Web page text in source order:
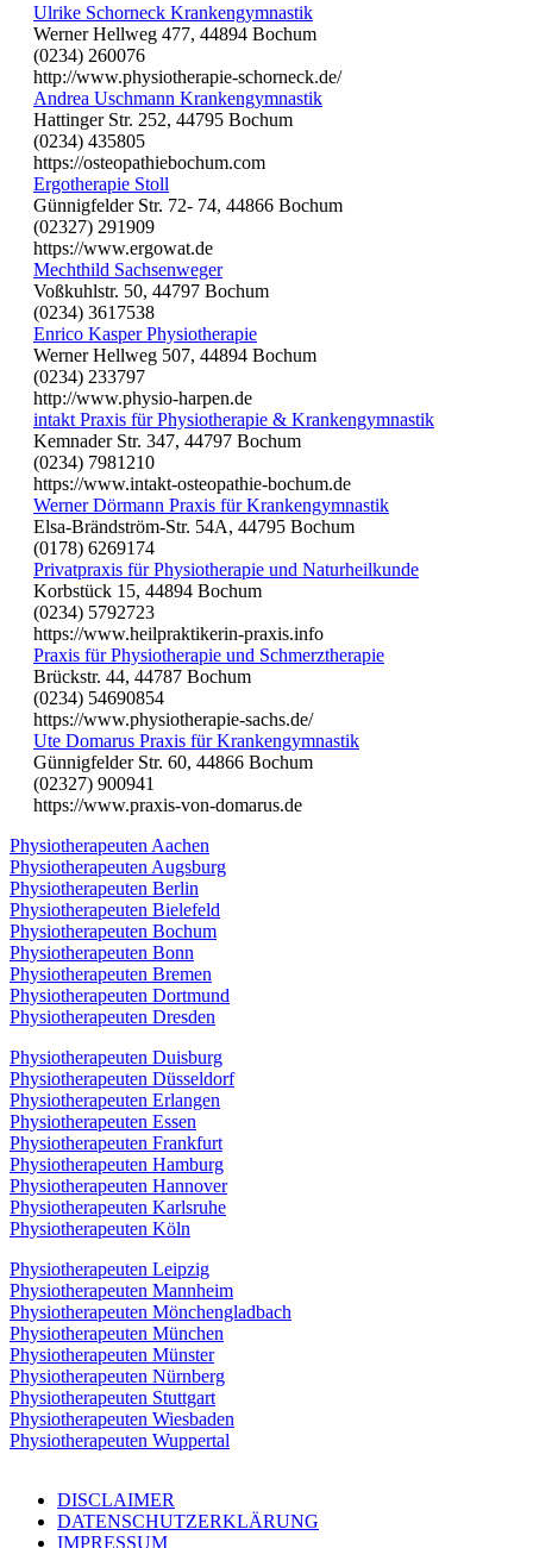
Ulrike Schorneck Krankengymnastik
Werner Hellweg 477, 44894 Bochum
(0234) 260076
http://www.physiotherapie-schorneck.de/
Andrea Uschmann Krankengymnastik
Hattinger Str. 252, 44795 Bochum
(0234) 435805
https://osteopathiebochum.com
Ergotherapie Stoll
Günnigfelder Str. 72- 74, 44866 Bochum
(02327) 291909
https://www.ergowat.de
Mechthild Sachsenweger
Voßkuhlstr. 50, 44797 Bochum
(0234) 3617538
Enrico Kasper Physiotherapie
Werner Hellweg 507, 44894 Bochum
(0234) 233797
http://www.physio-harpen.de
intakt Praxis für Physiotherapie & Krankengymnastik
Kemnader Str. 347, 44797 Bochum
(0234) 7981210
https://www.intakt-osteopathie-bochum.de
Werner Dörmann Praxis für Krankengymnastik
Elsa-Brändström-Str. 54A, 44795 Bochum
(0178) 6269174
Privatpraxis für Physiotherapie und Naturheilkunde
Korbstück 15, 44894 Bochum
(0234) 5792723
https://www.heilpraktikerin-praxis.info
Praxis für Physiotherapie und Schmerztherapie
Brückstr. 44, 44787 Bochum
(0234) 54690854
https://www.physiotherapie-sachs.de/
Ute Domarus Praxis für Krankengymnastik
Günnigfelder Str. 60, 44866 Bochum
(02327) 900941
https://www.praxis-von-domarus.de
Physiotherapeuten Aachen
Physiotherapeuten Augsburg
Physiotherapeuten Berlin
Physiotherapeuten Bielefeld
Physiotherapeuten Bochum
Physiotherapeuten Bonn
Physiotherapeuten Bremen
Physiotherapeuten Dortmund
Physiotherapeuten Dresden
Physiotherapeuten Duisburg
Physiotherapeuten Düsseldorf
Physiotherapeuten Erlangen
Physiotherapeuten Essen
Physiotherapeuten Frankfurt
Physiotherapeuten Hamburg
Physiotherapeuten Hannover
Physiotherapeuten Karlsruhe
Physiotherapeuten Köln
Physiotherapeuten Leipzig
Physiotherapeuten Mannheim
Physiotherapeuten Mönchengladbach
Physiotherapeuten München
Physiotherapeuten Münster
Physiotherapeuten Nürnberg
Physiotherapeuten Stuttgart
Physiotherapeuten Wiesbaden
Physiotherapeuten Wuppertal
DISCLAIMER
DATENSCHUTZERKLÄRUNG
IMPRESSUM